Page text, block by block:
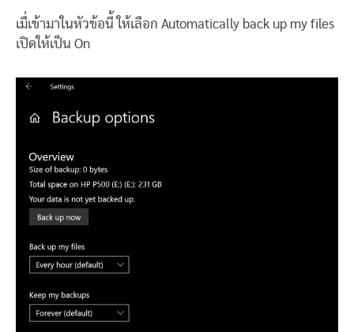
เมื่เข้ามาในหัวข้อนี้ ให้เลือก Automatically back up my files
เปิดให้เป็น On